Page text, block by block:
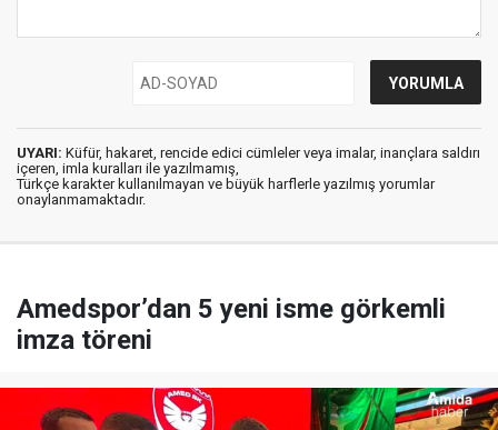
UYARI: Küfür, hakaret, rencide edici cümleler veya imalar, inançlara saldırı
içeren, imla kuralları ile yazılmamış,
Türkçe karakter kullanılmayan ve büyük harflerle yazılmış yorumlar
onaylanmamaktadır.
Amedspor’dan 5 yeni isme görkemli
imza töreni